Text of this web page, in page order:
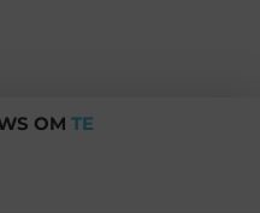
OM TE